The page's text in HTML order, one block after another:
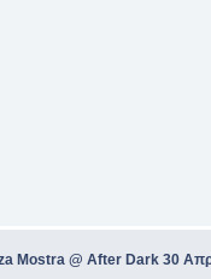
Mostra @ After Dark 30